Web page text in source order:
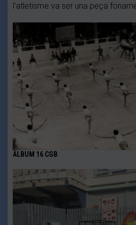
l’atletisme va ser una peça
ÀLBUM 16 CGB